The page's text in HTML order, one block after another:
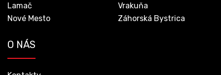
Lamač
Nové Mesto
Vrakuňa
Záhorská Bystrica
O NÁS